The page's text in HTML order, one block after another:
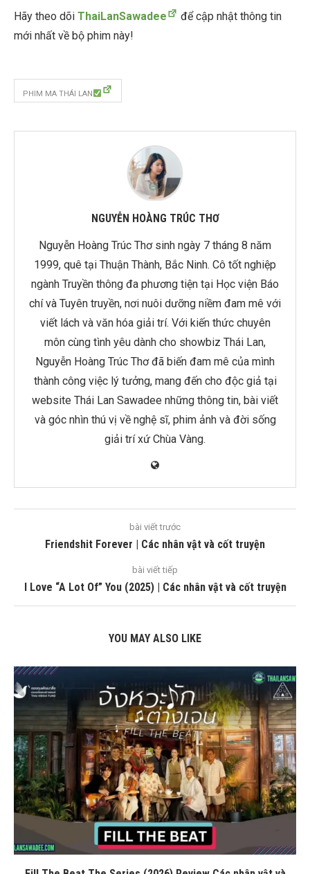
Hãy theo dõi ThaiLanSawadee
để cập nhật thông tin
mới nhất về bộ phim này!
PHIM MA THÁI LAN
NGUYỄN HOÀNG TRÚC THƠ
Nguyễn Hoàng Trúc Thơ sinh ngày 7 tháng 8 năm
1999, quê tại Thuận Thành, Bắc Ninh. Cô tốt nghiệp
ngành Truyền thông đa phương tiện tại Học viện Báo
chí và Tuyên truyền, nơi nuôi dưỡng niềm đam mê với
viết lách và văn hóa giải trí. Với kiến thức chuyên
môn cùng tình yêu dành cho showbiz Thái Lan,
Nguyễn Hoàng Trúc Thơ đã biến đam mê của mình
thành công việc lý tưởng, mang đến cho độc giả tại
website Thái Lan Sawadee những thông tin, bài viết
và góc nhìn thú vị về nghệ sĩ, phim ảnh và đời sống
giải trí xứ Chùa Vàng.
bài viết trước
Friendshit Forever | Các nhân vật và cốt truyện
bài viết tiếp
I Love “A Lot Of” You (2025) | Các nhân vật và cốt truyện
YOU MAY ALSO LIKE